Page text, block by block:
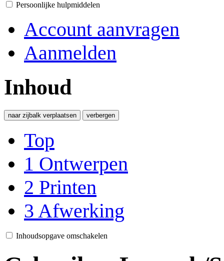
Persoonlijke hulpmiddelen
Account aanvragen
Aanmelden
Inhoud
naar zijbalk verplaatsen verbergen
Top
1 Ontwerpen
2 Printen
3 Afwerking
Inhoudsopgave omschakelen